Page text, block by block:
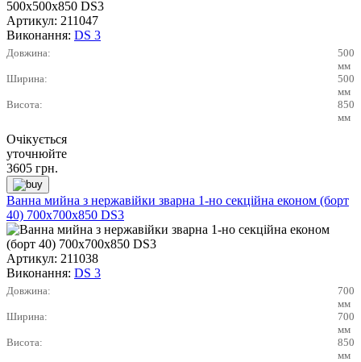
Артикул: 211047
Виконання: DS 3
Довжина:
500
мм
Ширина:
500
мм
Висота:
850
мм
Очікується
уточнюйте
3605 грн.
Ванна мийна з нержавійки зварна 1-но секційна економ (борт
40) 700х700х850 DS3
Артикул: 211038
Виконання: DS 3
Довжина:
700
мм
Ширина:
700
мм
Висота:
850
мм